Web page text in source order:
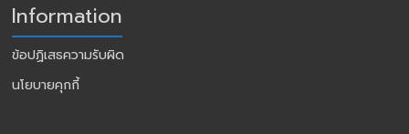
Information
ข้อปฏิเสธความรับผิด
นโยบายคุกกี้